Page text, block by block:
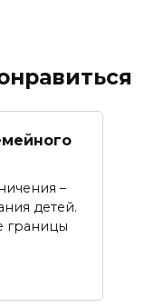
–
детей.
границы